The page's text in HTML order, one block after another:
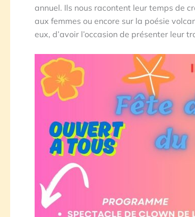
annuel. Ils nous racontent leur temps de
aux femmes ou encore sur la poésie
eux, d’avoir l’occasion de présenter leur